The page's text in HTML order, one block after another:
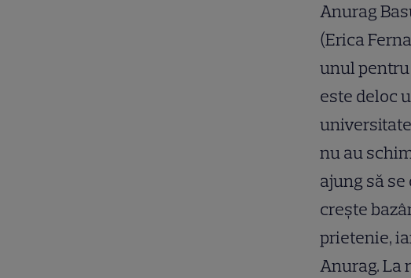
Anurag
(Erica
unul
este deloc
nu au
ajung să
crește
prietenie,
Anurag. La